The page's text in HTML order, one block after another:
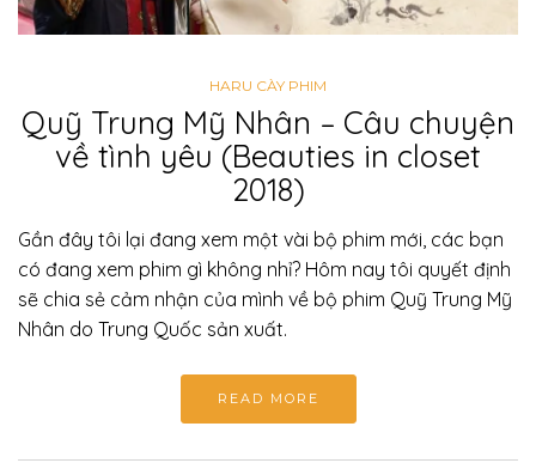
HARU CÀY PHIM
Quỹ Trung Mỹ Nhân – Câu chuyện
về tình yêu (Beauties in closet
2018)
Gần đây tôi lại đang xem một vài bộ phim mới, các bạn
có đang xem phim gì không nhỉ? Hôm nay tôi quyết định
sẽ chia sẻ cảm nhận của mình về bộ phim Quỹ Trung Mỹ
Nhân do Trung Quốc sản xuất.
READ MORE